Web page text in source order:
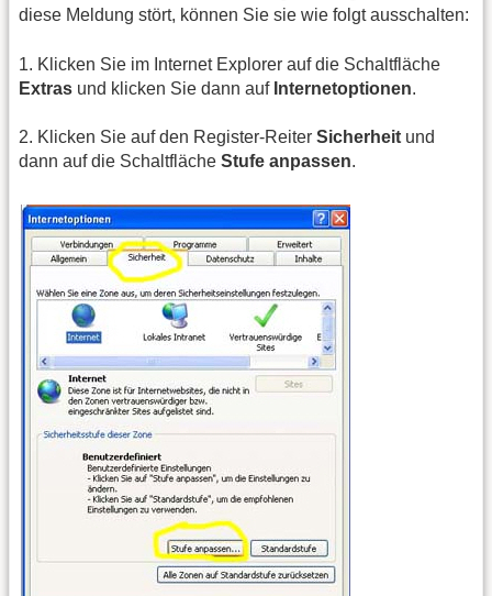
diese Meldung stört, können Sie sie wie folgt ausschalten:
1. Klicken Sie im Internet Explorer auf die Schaltfläche
Extras und klicken Sie dann auf Internetoptionen.
2. Klicken Sie auf den Register-Reiter Sicherheit und
dann auf die Schaltfläche Stufe anpassen.